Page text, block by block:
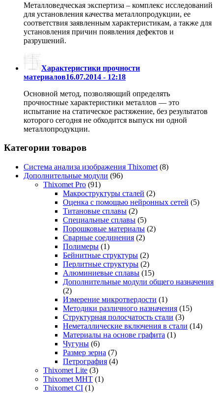
Металловедческая экспертиза – комплекс исследований
для установления качества металлопродукции, ее
соответствия заявленным характеристикам, а также для
установления причин появления дефектов и
разрушений.
Характеристики прочности
материалов16.07.2014 - 12:18
Основной метод, позволяющий определять
прочностные характеристики металлов — это
испытание на статическое растяжение, без результатов
которого сегодня не обходится выпуск ни одной
металлопродукции.
Категории товаров
Система анализа изображения Thixomet (8)
Дополнительные модули (96)
Thixomet Pro (91)
Макроструктуры сталей (2)
Оценка с помощью нейронных сетей (5)
Титановые сплавы (2)
Специальные сплавы (5)
Порошковые материалы (2)
Сварные соединения (2)
Полимеры (1)
Бейнитные структуры (2)
Перлитные структуры (2)
Алюминиевые сплавы (15)
Дополнительные модули общего назначения
(2)
Измерение микротвердости (1)
Методики различного назначения (15)
Структурная полосчатость стали (3)
Неметаллические включения в стали (14)
Материалы на основе графита (1)
Чугуны (6)
Размер зерна (7)
Петрография (4)
Thixomet Lite (3)
Thixomet MHT (1)
Thixomet CI (1)